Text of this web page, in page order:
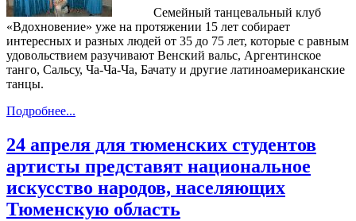
Семейный танцевальный клуб
«Вдохновение» уже на протяжении 15 лет собирает
интересных и разных людей от 35 до 75 лет, которые с равным
удовольствием разучивают Венский вальс, Аргентинское
танго, Сальсу, Ча-Ча-Ча, Бачату и другие латиноамериканские
танцы.
Подробнее...
24 апреля для тюменских студентов
артисты представят национальное
искусство народов, населяющих
Тюменскую область